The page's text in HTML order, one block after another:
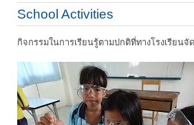
School Activities
กิจกรรมในการเรียนรู้ตามปกติที่ทางโรงเรียนจั